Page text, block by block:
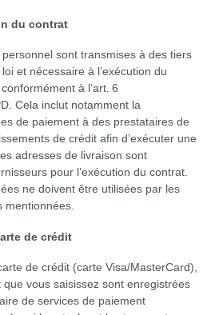
du contrat
sont transmises à des tiers
et nécessaire à l’exécution du
à l’art. 6
Cela inclut notamment la
de paiement à des prestataires de
de crédit afin d’exécuter une
adresses de livraison sont
pour l’exécution du contrat.
ne doivent être utilisées par les
mentionnées.
de crédit
de crédit (carte Visa/MasterCard),
vous saisissez sont enregistrées
de services de paiement